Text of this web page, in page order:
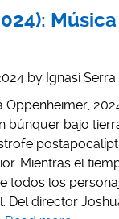
by Ignasi Serra
Oppenheimer,
búnquer bajo
Mientras el
todos los
Del director